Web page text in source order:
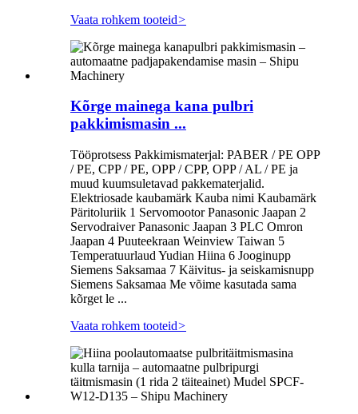
Vaata rohkem tooteid>
Kõrge mainega kana pulbri
pakkimismasin ...
Tööprotsess Pakkimismaterjal: PABER / PE OPP
/ PE, CPP / PE, OPP / CPP, OPP / AL / PE ja
muud kuumsuletavad pakkematerjalid.
Elektriosade kaubamärk Kauba nimi Kaubamärk
Päritoluriik 1 Servomootor Panasonic Jaapan 2
Servodraiver Panasonic Jaapan 3 PLC Omron
Jaapan 4 Puuteekraan Weinview Taiwan 5
Temperatuurlaud Yudian Hiina 6 Jooginupp
Siemens Saksamaa 7 Käivitus- ja seiskamisnupp
Siemens Saksamaa Me võime kasutada sama
kõrget le ...
Vaata rohkem tooteid>